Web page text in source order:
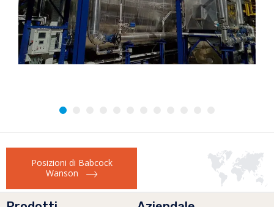
Posizioni di Babcock
Wanson